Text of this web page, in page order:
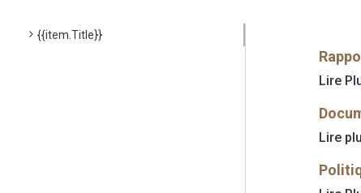
{{item.Title}}
Lire
Lire